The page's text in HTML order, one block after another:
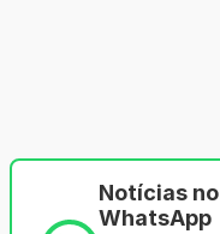
Notícias no
WhatsApp